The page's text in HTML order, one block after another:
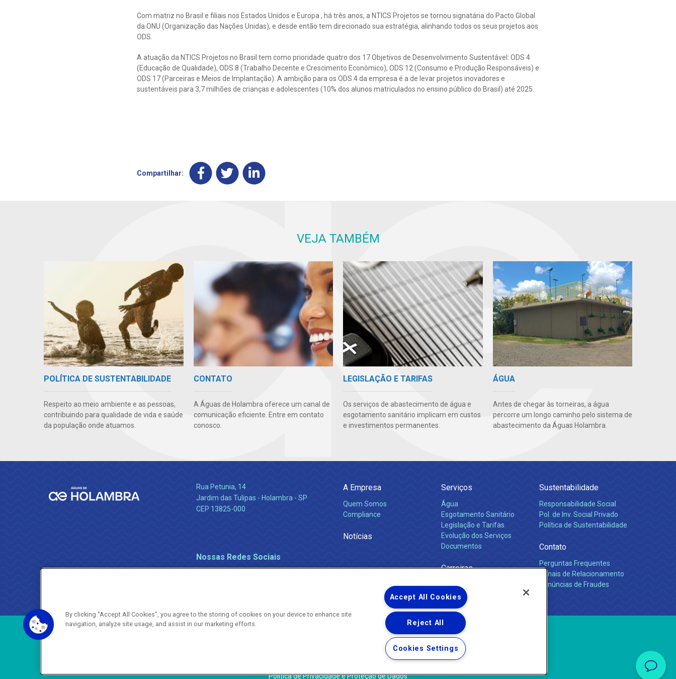
Com matriz no Brasil e filiais nos Estados Unidos e Europa , há três anos, a NTICS Projetos se tornou signatária do Pacto Global
da ONU (Organização das Nações Unidas), e desde então tem direcionado sua estratégia, alinhando todos os seus projetos aos
ODS.
A atuação da NTICS Projetos no Brasil tem como prioridade quatro dos 17 Objetivos de Desenvolvimento Sustentável: ODS 4
(Educação de Qualidade), ODS 8 (Trabalho Decente e Crescimento Econômico), ODS 12 (Consumo e Produção Responsáveis) e
ODS 17 (Parceiras e Meios de Implantação). A ambição para os ODS 4 da empresa é a de levar projetos inovadores e
sustentáveis para 3,7 milhões de crianças e adolescentes (10% dos alunos matriculados no ensino público do Brasil) até 2025.
Compartilhar:
VEJA TAMBÉM
POLÍTICA DE SUSTENTABILIDADE
Respeito ao meio ambiente e as pessoas,
contribuindo para qualidade de vida e saúde
da população onde atuamos.
CONTATO
A Águas de Holambra oferece um canal de
comunicação eficiente. Entre em contato
conosco.
LEGISLAÇÃO E TARIFAS
Os serviços de abastecimento de água e
esgotamento sanitário implicam em custos
e investimentos permanentes.
ÁGUA
Antes de chegar às torneiras, a água
percorre um longo caminho pelo sistema de
abastecimento da Águas Holambra.
Rua Petunia, 14
Jardim das Tulipas - Holambra - SP
CEP 13825-000
Nossas Redes Sociais
A Empresa
Quem Somos
Compliance
Notícias
Serviços
Água
Esgotamento Sanitário
Legislação e Tarifas
Evolução dos Serviços
Documentos
Carreiras
Sustentabilidade
Responsabilidade Social
Pol. de Inv. Social Privado
Política de Sustentabilidade
Contato
Perguntas Frequentes
Canais de Relacionamento
Denúncias de Fraudes
Copyright ® 2026 - Todos os Direitos Reservados.
Política de Privacidade e Proteção de Dados
By clicking “Accept All Cookies”, you agree to the storing of cookies on your device to enhance site
navigation, analyze site usage, and assist in our marketing efforts.
Accept All Cookies
Reject All
Cookies Settings